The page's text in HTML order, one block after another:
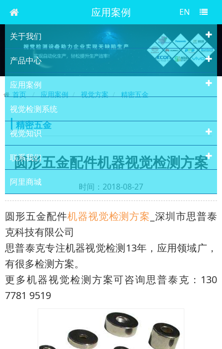
应用案例 EN
关于我们
产品中心
应用案例
视觉检测系统
视觉知识
联系我们
阿里商城
首页 应用案例 视觉方案 精密五金
精密五金
圆形五金配件机器视觉检测方案
时间：2018-08-27
圆形五金配件机器视觉检测方案 _深圳市思普泰
克科技有限公司
思普泰克专注机器视觉检测13年，应用领域广，
有很多检测方案。
更多机器视觉检测方案可咨询思普泰克：130
7781 9519